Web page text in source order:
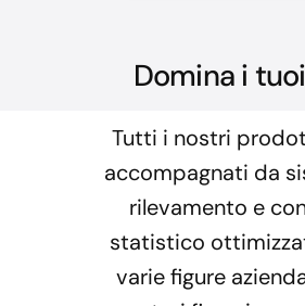
Domina i
Tutti i nostri
accompagnati da
rilevamento e
statistico
varie figure